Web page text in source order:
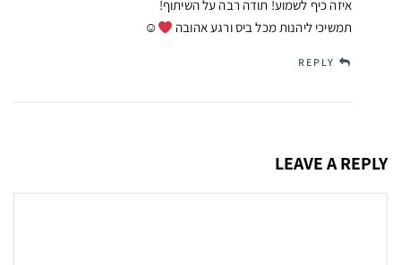
איזה כיף לשמוע! תודה רבה על השיתוף!
תמשיכי ליהנות מכל ביס ורגע אהובה
☺
REPLY
LEAVE A REPLY